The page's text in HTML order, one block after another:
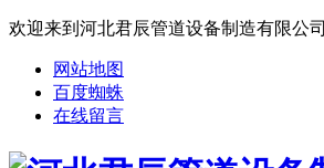
欢迎来到河北君辰管道设备制造有限公司
网站地图
百度蜘蛛
在线留言